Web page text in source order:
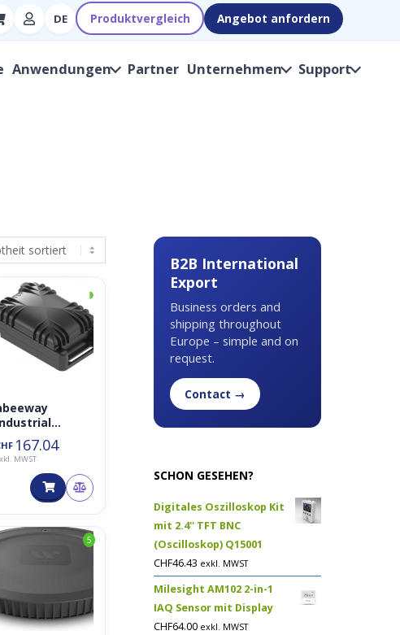
DE Produktvergleich Angebot anfordern
Anwendungen Partner Unternehmen Support
B2B International
Export
Business orders and
shipping throughout
Europe – simple and on
request.
Contact →
SCHON GESEHEN?
Digitales Oszilloskop Kit
mit 2.4'' TFT BNC
(Oscilloskop) Q15001
CHF46.43 exkl. MWST
Milesight AM102 2-in-1
IAQ Sensor mit Display
CHF64.00 exkl. MWST
◑
Compact
167.04
MWST
5